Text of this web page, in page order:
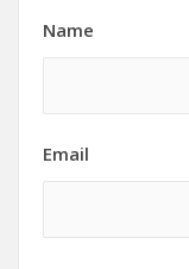
Name
Email